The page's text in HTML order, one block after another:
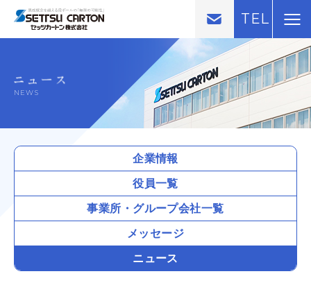
TEL
NEWS
企業情報
役員一覧
事業所・ グループ会社一覧
メッセージ
ニュース